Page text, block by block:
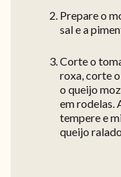
Prepare o
sal e a
Corte o
roxa, corte
o queijo
em rodelas.
tempere e
queijo